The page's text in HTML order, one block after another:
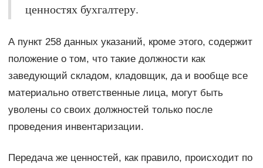
ценностях бухгалтеру.
А пункт 258 данных указаний, кроме этого, содержит
положение о том, что такие должности как
заведующий складом, кладовщик, да и вообще все
материально ответственные лица, могут быть
уволены со своих должностей только после
проведения инвентаризации.
Передача же ценностей, как правило, происходит по